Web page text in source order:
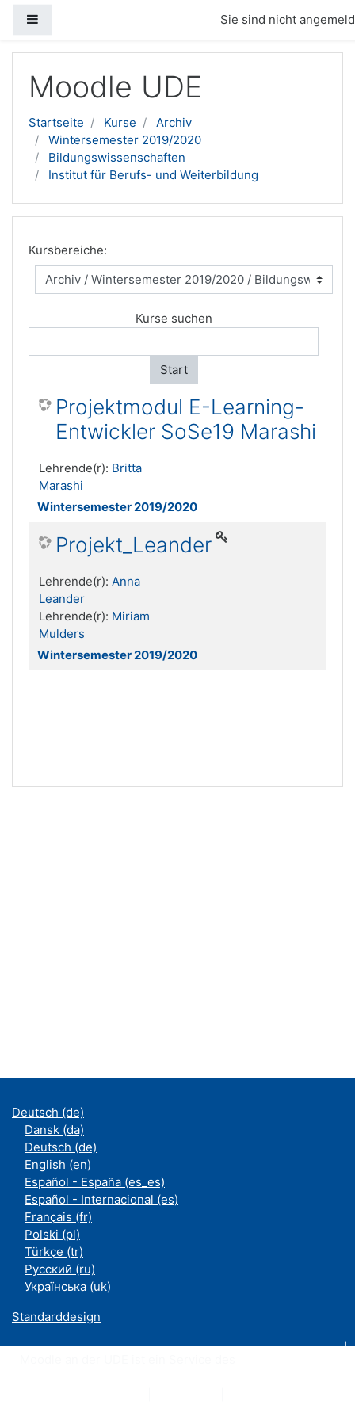
Sie sind nicht
Moodle UDE
Startseite Kurse
Archiv
Wintersemester 2019/2020
Bildungswissenschaften
Institut für Berufs- und Weiterbildung
Kursbereiche:
Kurse suchen
Start
Projektmodul E-Learning-
Entwickler SoSe19 Marashi
Lehrende(r): Britta
Marashi
Wintersemester 2019/2020
Projekt_Leander
Lehrende(r): Anna
Leander
Lehrende(r): Miriam
Mulders
Wintersemester 2019/2020
Deutsch ‎(de)‎
Dansk ‎(da)‎
Deutsch ‎(de)‎
English ‎(en)‎
Español - España ‎(es_es)‎
Español - Internacional ‎(es)‎
Français ‎(fr)‎
Polski ‎(pl)‎
Türkçe ‎(tr)‎
Русский ‎(ru)‎
Українська ‎(uk)‎
Standarddesign